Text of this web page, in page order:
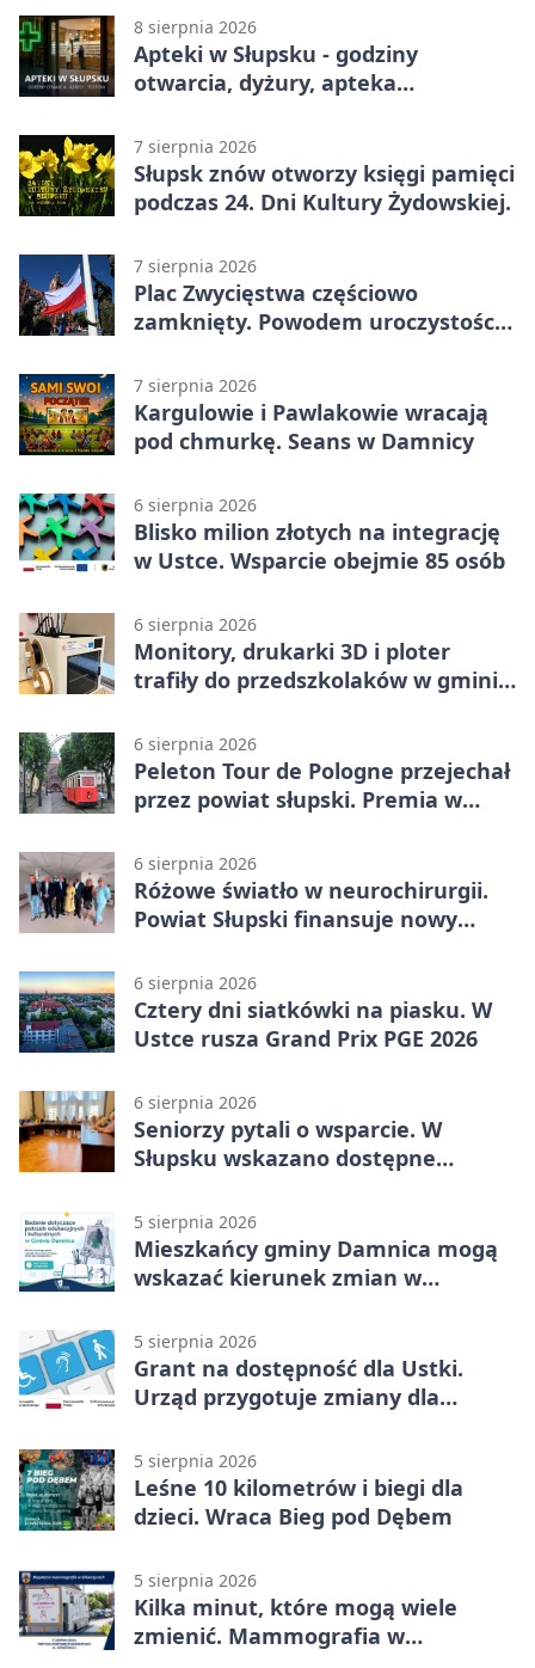
8 sierpnia 2026
Apteki w Słupsku - godziny
otwarcia, dyżury, apteka
7 sierpnia 2026
Słupsk znów otworzy księgi pamięci
podczas 24. Dni Kultury Żydowskiej.
7 sierpnia 2026
Plac Zwycięstwa częściowo
zamknięty. Powodem uroczystości
7 sierpnia 2026
Kargulowie i Pawlakowie wracają
pod chmurkę. Seans w Damnicy
6 sierpnia 2026
Blisko milion złotych na integrację
w Ustce. Wsparcie obejmie 85 osób
6 sierpnia 2026
Monitory, drukarki 3D i ploter
trafiły do przedszkolaków w gminie
6 sierpnia 2026
Peleton Tour de Pologne przejechał
przez powiat słupski. Premia w
6 sierpnia 2026
Różowe światło w neurochirurgii.
Powiat Słupski finansuje nowy
6 sierpnia 2026
Cztery dni siatkówki na piasku. W
Ustce rusza Grand Prix PGE 2026
6 sierpnia 2026
Seniorzy pytali o wsparcie. W
Słupsku wskazano dostępne
5 sierpnia 2026
Mieszkańcy gminy Damnica mogą
wskazać kierunek zmian w
5 sierpnia 2026
Grant na dostępność dla Ustki.
Urząd przygotuje zmiany dla
5 sierpnia 2026
Leśne 10 kilometrów i biegi dla
dzieci. Wraca Bieg pod Dębem
5 sierpnia 2026
Kilka minut, które mogą wiele
zmienić. Mammografia w